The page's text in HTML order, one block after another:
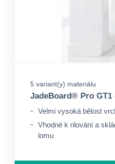
5 variant(y) materiálu
JadeBoard® Pro GT1
Velmi vysoká bělost
Vhodné k rilování a
lomu